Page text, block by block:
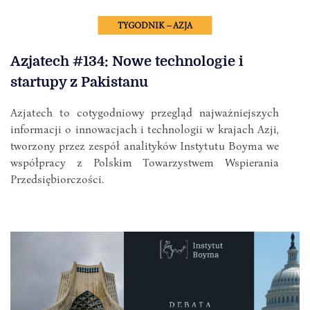
TYGODNIK – AZJA
Azjatech #134: Nowe technologie i
startupy z Pakistanu
Azjatech to cotygodniowy przegląd najważniejszych
informacji o innowacjach i technologii w krajach Azji,
tworzony przez zespół analityków Instytutu Boyma we
współpracy z Polskim Towarzystwem Wspierania
Przedsiębiorczości.